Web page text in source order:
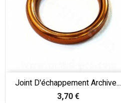
Joint D'échappement Archive...
Prix
3,70 €